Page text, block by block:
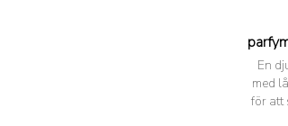
En
med
för att